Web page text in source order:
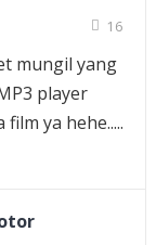
16
mungil yang
player
ya hehe.....